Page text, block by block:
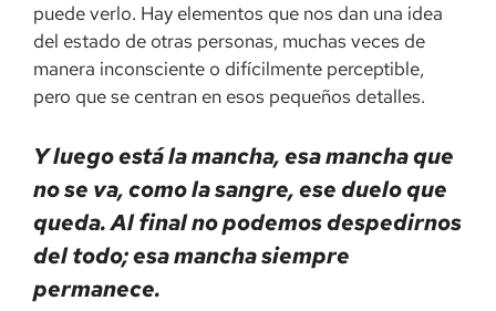
puede verlo. Hay elementos que nos dan una idea
del estado de otras personas, muchas veces de
manera inconsciente o difícilmente perceptible,
pero que se centran en esos pequeños detalles.
Y luego está la mancha, esa mancha que
no se va, como la sangre, ese duelo que
queda. Al final no podemos despedirnos
del todo; esa mancha siempre
permanece.